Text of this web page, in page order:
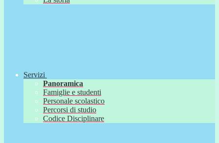
Servizi
Panoramica
Famiglie e studenti
Personale scolastico
Percorsi di studio
Codice Disciplinare